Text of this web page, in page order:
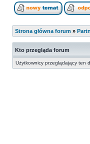
Strona główna forum »
Kto przegląda forum
Użytkownicy przeglądający ten